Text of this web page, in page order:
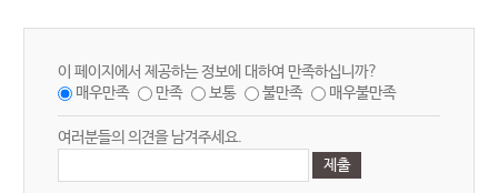
이 페이지에서 제공하는 정보에 대하여 만족하십니까?
매우만족
만족 보통 불만족 매우불만족
여러분들의 의견을 남겨주세요.